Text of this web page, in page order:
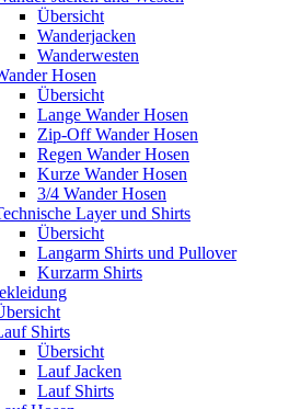
Übersicht
Wanderjacken
Wanderwesten
Hosen
Übersicht
Lange Wander Hosen
Zip-Off Wander Hosen
Regen Wander Hosen
Kurze Wander Hosen
3/4 Wander Hosen
Layer und Shirts
Übersicht
Langarm Shirts und Pullover
Kurzarm Shirts
Shirts
Übersicht
Lauf Jacken
Lauf Shirts